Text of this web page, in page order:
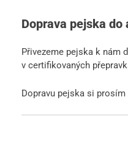
Doprava pejska do
Přivezeme pejska k nám
v certifikovaných
Dopravu pejska si